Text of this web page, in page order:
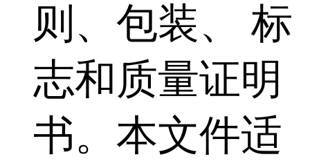
则、包装、 标
志和质量证明
书。本文件适